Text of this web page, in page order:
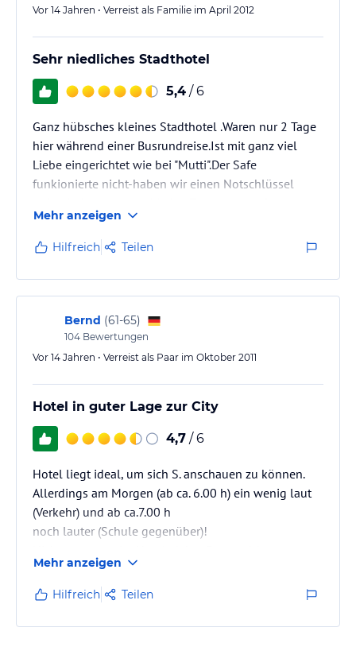
Vor 14 Jahren • Verreist als Familie im April 2012
Sehr niedliches Stadthotel
5,4 / 6
Ganz hübsches kleines Stadthotel .Waren nur 2 Tage
hier während einer Busrundreise.Ist mit ganz viel
Liebe eingerichtet wie bei "Mutti".Der Safe
funkionierte nicht-haben wir einen Notschlüssel
alles ok wäre.Sehr nettes Personal.Liegt etwa 250m
vom Meer und Geschäften entfernt .
Mehr anzeigen
Hilfreich Teilen
Bernd (61-65)
104 Bewertungen
Vor 14 Jahren • Verreist als Paar im Oktober 2011
Hotel in guter Lage zur City
4,7 / 6
Hotel liegt ideal, um sich S. anschauen zu können.
Allerdings am Morgen (ab ca. 6.00 h) ein wenig laut
(Verkehr) und ab ca.7.00 h
noch lauter (Schule gegenüber)!
bewertbar. Frühstück normal.
Sehr schönes Zimmer mit Riesen-Bad.
Mehr anzeigen
Hilfreich Teilen